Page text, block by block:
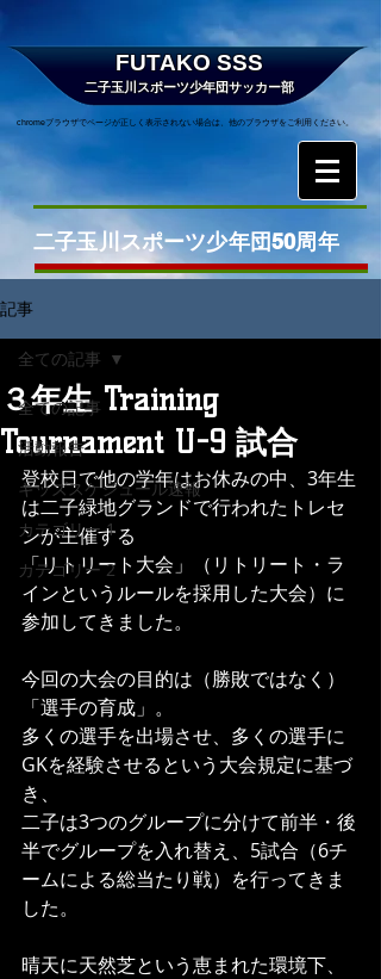
FUTAKO SSS
二子玉川スポーツ少年団サッカー部
chromeブラウザでページが正しく表示されない場合は、他のブラウザをご利用ください。
二子玉川スポーツ少年団50周年
記事
全ての記事
活動報告
キッズスケジュール速報
カテゴリー 1
カテゴリー 2
全ての記事
３年生 Training
Tournament U-9 試合
登校日で他の学年はお休みの中、3年生
は二子緑地グランドで行われたトレセ
ンが主催する
「リトリート大会」（リトリート・ラ
インというルールを採用した大会）に
参加してきました。
今回の大会の目的は（勝敗ではなく）
「選手の育成」。
多くの選手を出場させ、多くの選手に
GKを経験させるという大会規定に基づ
き、
二子は3つのグループに分けて前半・後
半でグループを入れ替え、5試合（6チ
ームによる総当たり戦）を行ってきま
した。
晴天に天然芝という恵まれた環境下、